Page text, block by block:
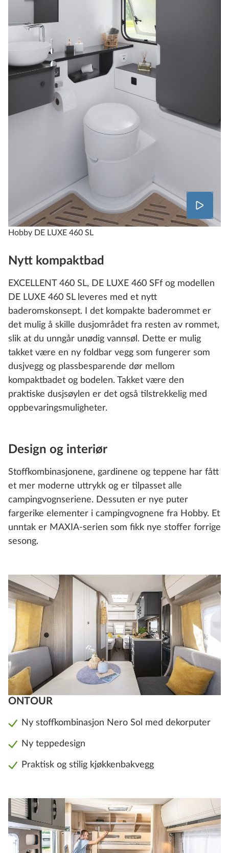
Hobby DE LUXE 460 SL
Nytt kompaktbad
EXCELLENT 460 SL, DE LUXE 460 SFf og modellen
DE LUXE 460 SL leveres med et nytt
baderomskonsept. I det kompakte baderommet er
det mulig å skille dusjområdet fra resten av rommet,
slik at du unngår unødig vannsøl. Dette er mulig
takket være en ny foldbar vegg som fungerer som
dusjvegg og plassbesparende dør mellom
kompaktbadet og bodelen. Takket være den
praktiske dusjsøylen er det også tilstrekkelig med
oppbevaringsmuligheter.
Design og interiør
Stoffkombinasjonene, gardinene og teppene har fått
et mer moderne uttrykk og er tilpasset alle
campingvognseriene. Dessuten er nye puter
fargerike elementer i campingvognene fra Hobby. Et
unntak er MAXIA-serien som fikk nye stoffer forrige
sesong.
ONTOUR
Ny stoffkombinasjon Nero Sol med dekorputer
Ny teppedesign
Praktisk og stilig kjøkkenbakvegg